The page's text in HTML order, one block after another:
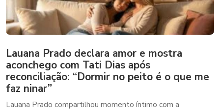
Lauana Prado declara amor e mostra
aconchego com Tati Dias após
reconciliação: “Dormir no peito é o que me
faz ninar”
Lauana Prado compartilhou momento íntimo com a